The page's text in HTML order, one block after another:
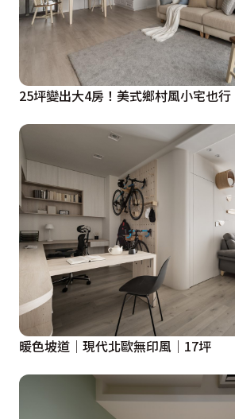
域同風格，配合黑色五金、特色燈具，
活潑多變。臥室空間以簡約設計作為
色牆體、淺灰織紋衣櫃，減壓視覺溫
放鬆。多功能書房以灰色搭配榆木的沈
在收納整合方面，配合屋主生活特色
寵物推車、寵物拉箱收納區，滿足各
關鞋櫃區選擇百葉門片，保有通風散
美式風格與區域轉換的意涵。廚房強
電器櫃內，整合廚餘機、垃圾桶及各
櫃側牆，特別去除局部牆體，建立特色
納與展示端景功能。
設計概念文字為【蒔頤設計】提供
25坪變出大4房！美式鄉村風小宅也行
暖色坡道│現代北歐無印風│17坪